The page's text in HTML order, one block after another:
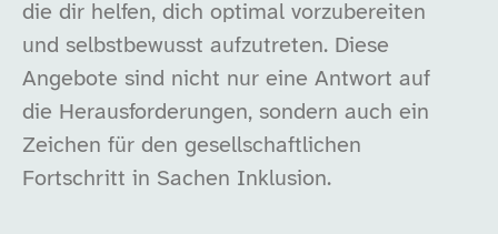
die dir helfen, dich optimal vorzubereiten
und selbstbewusst aufzutreten. Diese
Angebote sind nicht nur eine Antwort auf
die Herausforderungen, sondern auch ein
Zeichen für den gesellschaftlichen
Fortschritt in Sachen Inklusion.